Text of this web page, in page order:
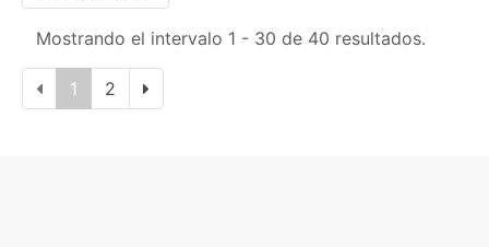
Mostrando el intervalo 1 - 30 de 40 resultados.
1 2